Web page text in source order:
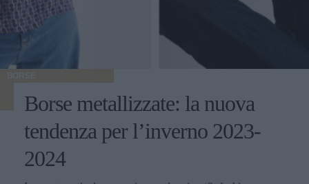
BORSE
Borse metallizzate: la nuova
tendenza per l’inverno 2023-
2024